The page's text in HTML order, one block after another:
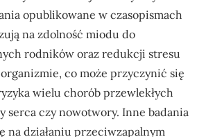
opublikowane w czasopismach
na zdolność miodu do
rodników oraz redukcji stresu
co może przyczynić się
wielu chorób przewlekłych
serca czy nowotwory. Inne badania
na działaniu przeciwzapalnym